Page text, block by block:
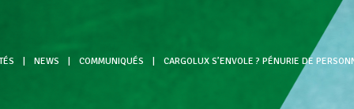
NEWS COMMUNIQUÉS CARGOLUX S’ENVOLE ? PÉNURIE DE